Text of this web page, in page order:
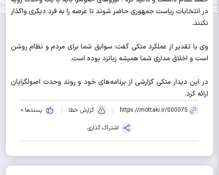
در انتخابات ریاست جمهوری حاضر شوند تا عرصه را به فرد دیگری واگذار
نکنند.
وی با تقدیر از عملکرد متکی گفت: سوابق شما برای مردم و نظام روشن
است و اخلاق مداری شما همیشه زبانزد بوده است.
در این دیدار متکی گزارشی از برنامه‌های خود و روند وحدت اصولگرایان
ارائه کرد.
https://mottaki.ir/000075 گزارش خطا پسندها:0
اشتراک گذاری